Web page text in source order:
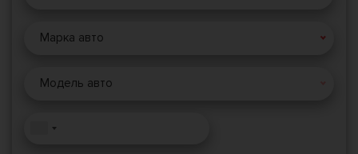
Марка авто
Модель авто